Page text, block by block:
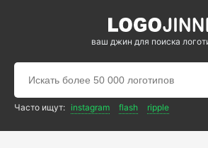
ваш джин для поиска
Часто ищут: instagram flash ripple